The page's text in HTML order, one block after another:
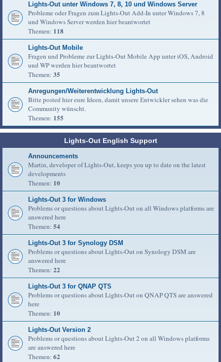
Lights-Out unter Windows 7, 8, 10 und Windows Server
Probleme oder Fragen zum Lights-Out Add-In unter Windows 7, 8
und Windows Server werden hier beantwortet
Themen: 118
Lights-Out Mobile
Fragen und Probleme zur Lights-Out Mobile App unter iOS, Android
und WP werden hier beantwortet
Themen: 35
Anregungen/Weiterentwicklung Lights-Out
Bitte posted hier eure Ideen, damit unsere Entwickler sehen was die
Community wünscht.
Themen: 155
Lights-Out English Support
Announcements
Martin, developer of Lights-Out, keeps you up to date on the latest
developments
Themen: 10
Lights-Out 3 for Windows
Problems or questions about Lights-Out on all Windows platforms are
answered here
Themen: 54
Lights-Out 3 for Synology DSM
Problems or questions about Lights-Out on Synology DSM are
answered here
Themen: 22
Lights-Out 3 for QNAP QTS
Problems or questions about Lights-Out on QNAP QTS are answered
here
Themen: 10
Lights-Out Version 2
Problems or questions about Lights-Out 2 on all Windows platforms
are answered here
Themen: 62